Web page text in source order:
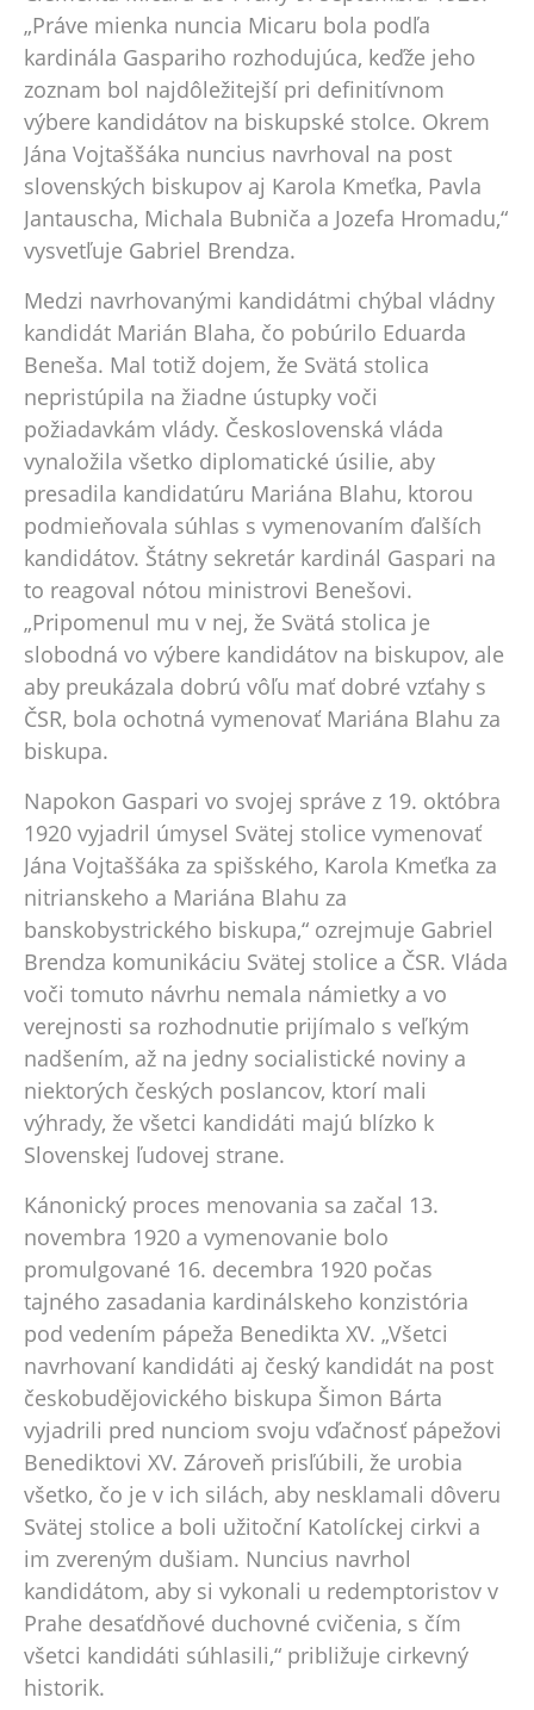
„Práve mienka nuncia Micaru bola podľa
kardinála Gaspariho rozhodujúca, keďže jeho
zoznam bol najdôležitejší pri definitívnom
výbere kandidátov na biskupské stolce. Okrem
Jána Vojtaššáka nuncius navrhoval na post
slovenských biskupov aj Karola Kmeťka, Pavla
Jantauscha, Michala Bubniča a Jozefa Hromadu,“
vysvetľuje Gabriel Brendza.
Medzi navrhovanými kandidátmi chýbal vládny
kandidát Marián Blaha, čo pobúrilo Eduarda
Beneša. Mal totiž dojem, že Svätá stolica
nepristúpila na žiadne ústupky voči
požiadavkám vlády. Československá vláda
vynaložila všetko diplomatické úsilie, aby
presadila kandidatúru Mariána Blahu, ktorou
podmieňovala súhlas s vymenovaním ďalších
kandidátov. Štátny sekretár kardinál Gaspari na
to reagoval nótou ministrovi Benešovi.
„Pripomenul mu v nej, že Svätá stolica je
slobodná vo výbere kandidátov na biskupov, ale
aby preukázala dobrú vôľu mať dobré vzťahy s
ČSR, bola ochotná vymenovať Mariána Blahu za
biskupa.
Napokon Gaspari vo svojej správe z 19. októbra
1920 vyjadril úmysel Svätej stolice vymenovať
Jána Vojtaššáka za spišského, Karola Kmeťka za
nitrianskeho a Mariána Blahu za
banskobystrického biskupa,“ ozrejmuje Gabriel
Brendza komunikáciu Svätej stolice a ČSR. Vláda
voči tomuto návrhu nemala námietky a vo
verejnosti sa rozhodnutie prijímalo s veľkým
nadšením, až na jedny socialistické noviny a
niektorých českých poslancov, ktorí mali
výhrady, že všetci kandidáti majú blízko k
Slovenskej ľudovej strane.
Kánonický proces menovania sa začal 13.
novembra 1920 a vymenovanie bolo
promulgované 16. decembra 1920 počas
tajného zasadania kardinálskeho konzistória
pod vedením pápeža Benedikta XV. „Všetci
navrhovaní kandidáti aj český kandidát na post
českobudějovického biskupa Šimon Bárta
vyjadrili pred nunciom svoju vďačnosť pápežovi
Benediktovi XV. Zároveň prisľúbili, že urobia
všetko, čo je v ich silách, aby nesklamali dôveru
Svätej stolice a boli užitoční Katolíckej cirkvi a
im zvereným dušiam. Nuncius navrhol
kandidátom, aby si vykonali u redemptoristov v
Prahe desaťdňové duchovné cvičenia, s čím
všetci kandidáti súhlasili,“ približuje cirkevný
historik.